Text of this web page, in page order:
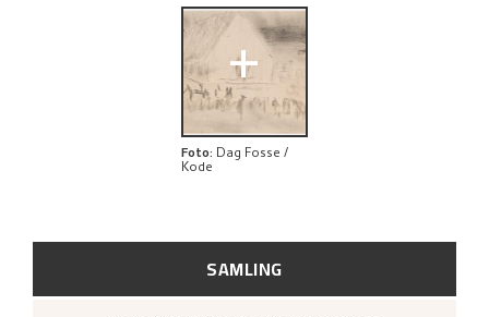
SAMLING
+
Foto: Dag Fosse /
Kode